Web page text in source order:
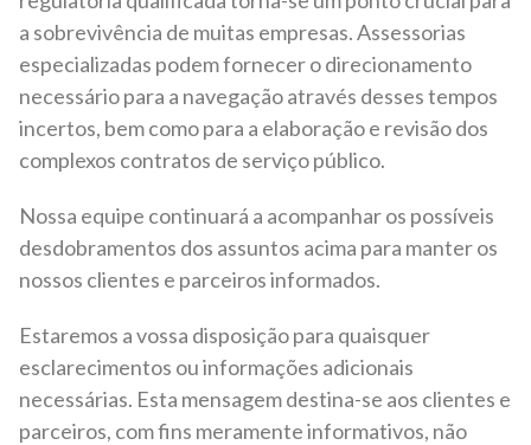
a sobrevivência de muitas empresas. Assessorias
especializadas podem fornecer o direcionamento
necessário para a navegação através desses tempos
incertos, bem como para a elaboração e revisão dos
complexos contratos de serviço público.
Nossa equipe continuará a acompanhar os possíveis
desdobramentos dos assuntos acima para manter os
nossos clientes e parceiros informados.
Estaremos a vossa disposição para quaisquer
esclarecimentos ou informações adicionais
necessárias. Esta mensagem destina-se aos clientes e
parceiros, com fins meramente informativos, não